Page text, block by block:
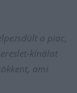
a piac,
kínálat
ami